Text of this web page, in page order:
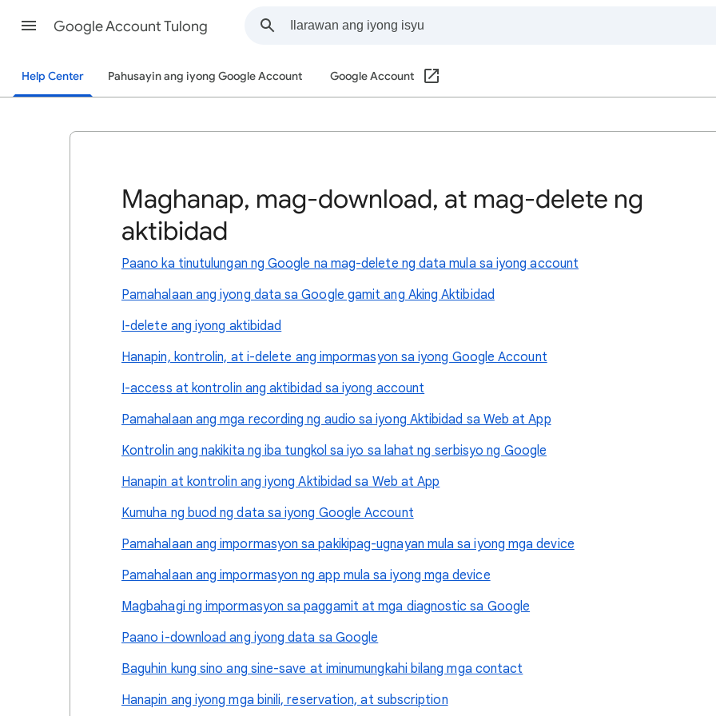
Google Account Tulong
Help Center Pahusayin ang iyong Google Account Google Account
Maghanap, mag-download, at mag-delete ng
aktibidad
Paano ka tinutulungan ng Google na mag-delete ng data mula sa iyong account
Pamahalaan ang iyong data sa Google gamit ang Aking Aktibidad
I-delete ang iyong aktibidad
Hanapin, kontrolin, at i-delete ang impormasyon sa iyong Google Account
I-access at kontrolin ang aktibidad sa iyong account
Pamahalaan ang mga recording ng audio sa iyong Aktibidad sa Web at App
Kontrolin ang nakikita ng iba tungkol sa iyo sa lahat ng serbisyo ng Google
Hanapin at kontrolin ang iyong Aktibidad sa Web at App
Kumuha ng buod ng data sa iyong Google Account
Pamahalaan ang impormasyon sa pakikipag-ugnayan mula sa iyong mga device
Pamahalaan ang impormasyon ng app mula sa iyong mga device
Magbahagi ng impormasyon sa paggamit at mga diagnostic sa Google
Paano i-download ang iyong data sa Google
Baguhin kung sino ang sine-save at iminumungkahi bilang mga contact
Hanapin ang iyong mga binili, reservation, at subscription